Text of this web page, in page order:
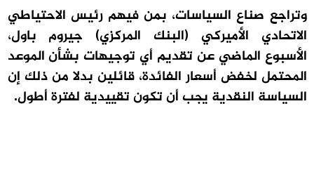
وتراجع صناع السياسات، بمن فيهم رئيس الاحتياطي
الاتحادي الأميركي (البنك المركزي) جيروم باول،
الأسبوع الماضي عن تقديم أي توجيهات بشأن الموعد
المحتمل لخفض أسعار الفائدة، قائلين بدلا من ذلك إن
السياسة النقدية يجب أن تكون تقييدية لفترة أطول.